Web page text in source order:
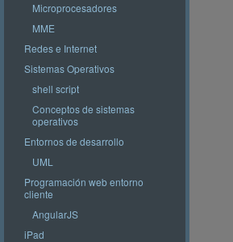
Microprocesadores
MME
Redes e Internet
Sistemas Operativos
shell script
Conceptos de sistemas
operativos
Entornos de desarrollo
UML
Programación web entorno
cliente
AngularJS
iPad